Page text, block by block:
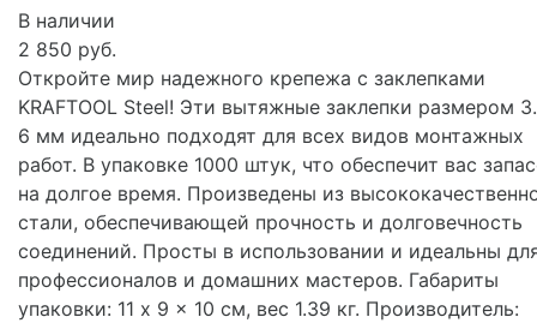
В наличии
2 850 руб.
Откройте мир надежного крепежа с заклепками
KRAFTOOL Steel! Эти вытяжные заклепки размером
6 мм идеально подходят для всех видов монтажных
работ. В упаковке 1000 штук, что обеспечит вас
на долгое время. Произведены из
стали, обеспечивающей прочность и долговечность
соединений. Просты в использовании и идеальны
профессионалов и домашних мастеров. Габариты
упаковки: 11 x 9 x 10 см, вес 1.39 кг. Производитель: